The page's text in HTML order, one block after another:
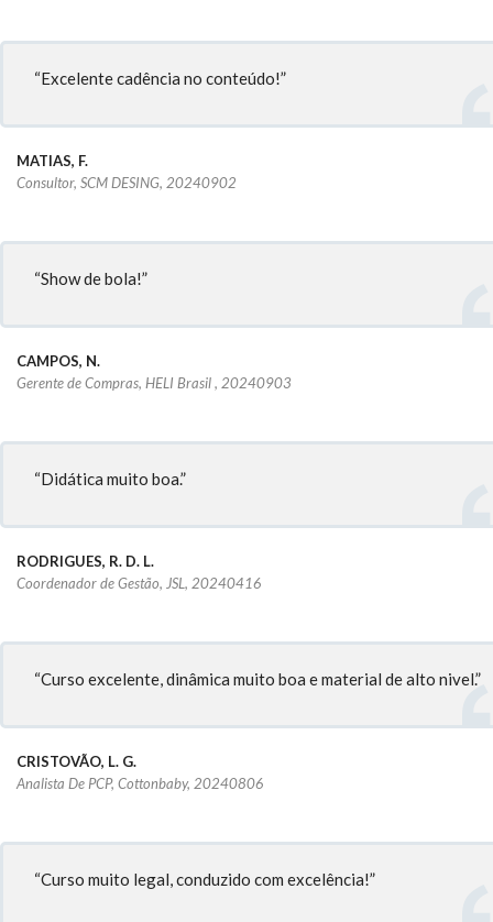
“Excelente cadência no conteúdo!”
MATIAS, F.
Consultor, SCM DESING, 20240902
“Show de bola!”
CAMPOS, N.
Gerente de Compras, HELI Brasil , 20240903
“Didática muito boa.”
RODRIGUES, R. D. L.
Coordenador de Gestão, JSL, 20240416
“Curso excelente, dinâmica muito boa e material de alto nivel.”
CRISTOVÃO, L. G.
Analista De PCP, Cottonbaby, 20240806
“Curso muito legal, conduzido com excelência!”